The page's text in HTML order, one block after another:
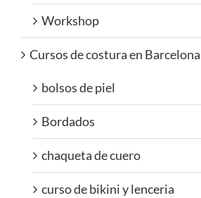
Workshop
Cursos de costura en Barcelona
bolsos de piel
Bordados
chaqueta de cuero
curso de bikini y lenceria